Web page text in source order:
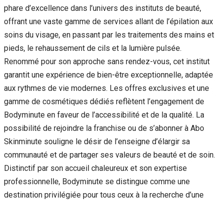
phare d’excellence dans l’univers des instituts de beauté,
offrant une vaste gamme de services allant de l’épilation aux
soins du visage, en passant par les traitements des mains et
pieds, le rehaussement de cils et la lumière pulsée.
Renommé pour son approche sans rendez-vous, cet institut
garantit une expérience de bien-être exceptionnelle, adaptée
aux rythmes de vie modernes. Les offres exclusives et une
gamme de cosmétiques dédiés reflètent l’engagement de
Bodyminute en faveur de l’accessibilité et de la qualité. La
possibilité de rejoindre la franchise ou de s’abonner à Abo
Skinminute souligne le désir de l’enseigne d’élargir sa
communauté et de partager ses valeurs de beauté et de soin.
Distinctif par son accueil chaleureux et son expertise
professionnelle, Bodyminute se distingue comme une
destination privilégiée pour tous ceux à la recherche d’une